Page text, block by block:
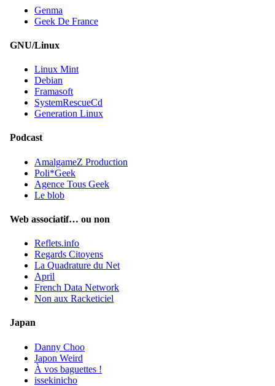
Genma
Geek De France
GNU/Linux
Linux Mint
Debian
Framasoft
SystemRescueCd
Generation Linux
Podcast
AmalgameZ Production
Poli*Geek
Agence Tous Geek
Le blob
Web associatif… ou non
Reflets.info
Regards Citoyens
La Quadrature du Net
April
French Data Network
Non aux Racketiciel
Japan
Danny Choo
Japon Weird
À vos baguettes !
issekinicho